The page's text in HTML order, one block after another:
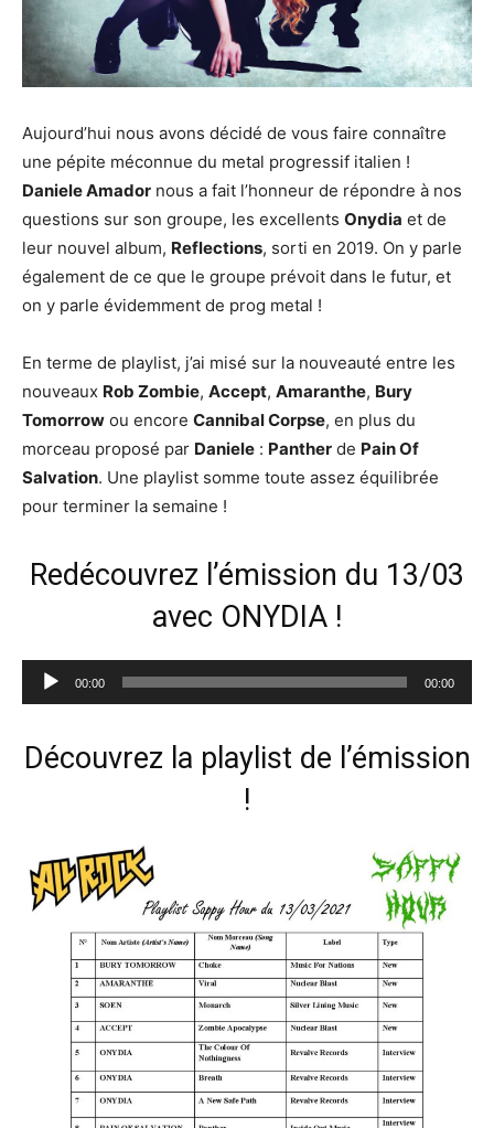
Aujourd’hui nous avons décidé de vous faire connaître
une pépite méconnue du metal progressif italien !
Daniele Amador nous a fait l’honneur de répondre à nos
questions sur son groupe, les excellents Onydia et de
leur nouvel album, Reflections, sorti en 2019. On y parle
également de ce que le groupe prévoit dans le futur, et
on y parle évidemment de prog metal !
En terme de playlist, j’ai misé sur la nouveauté entre les
nouveaux Rob Zombie, Accept, Amaranthe, Bury
Tomorrow ou encore Cannibal Corpse, en plus du
morceau proposé par Daniele : Panther de Pain Of
Salvation. Une playlist somme toute assez équilibrée
pour terminer la semaine !
Redécouvrez l’émission du 13/03
avec ONYDIA !
Lecteur
audio
00:00 00:00
Découvrez la playlist de l’émission
!